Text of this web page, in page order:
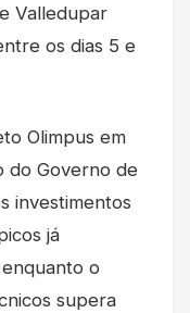
Valledupar
os dias 5 e
Olimpus em
do Governo de
investimentos
já
o
supera